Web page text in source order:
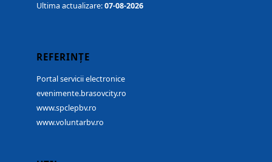
Ultima actualizare:07-08-2026
REFERINȚE
Portal servicii electronice
evenimente.brasovcity.ro
www.spclepbv.ro
www.voluntarbv.ro